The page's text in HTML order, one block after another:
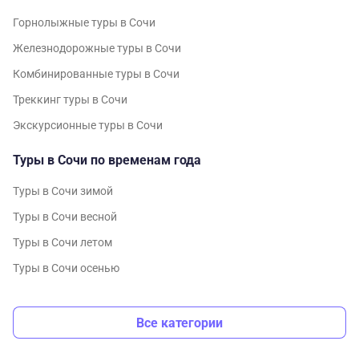
Горнолыжные туры в Сочи
Железнодорожные туры в Сочи
Комбинированные туры в Сочи
Треккинг туры в Сочи
Экскурсионные туры в Сочи
Туры в Сочи по временам года
Туры в Сочи зимой
Туры в Сочи весной
Туры в Сочи летом
Туры в Сочи осенью
Все категории